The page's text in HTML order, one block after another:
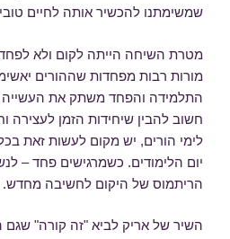
שמשימתנו להכשיר אותה לחיים
מטרת השיחה הייתה לקום ולא
מורות רבות מפחדות שההורים
התלמידה והפחד משתק את העשייה
חשוב להבין שיחידות הזמן לעצירה
לימי הורים, יש מקום לעשות זאת
יום הלימודים. כשמרגישים פחד –
הריתמוס של היקום לחשיבה מחדש.
השיר של אריק לביא "זה קורה" שגם